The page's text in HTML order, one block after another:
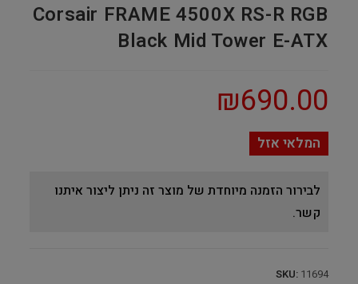
Corsair FRAME 4500X RS-R RGB
Black Mid Tower E-ATX
₪690.00
המלאי אזל
לבירור הזמנה מיוחדת של מוצר זה ניתן ליצור איתנו
קשר.
SKU: 11694